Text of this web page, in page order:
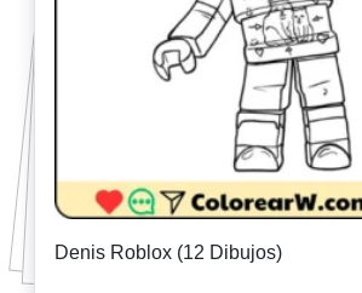
Denis Roblox (12 Dibujos)